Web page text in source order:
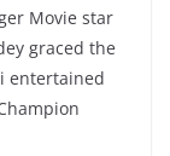
Movie star
graced the
entertained